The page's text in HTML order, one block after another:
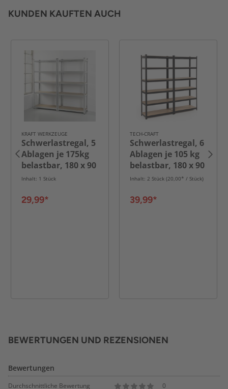
KUNDEN KAUFTEN AUCH
KRAFT WERKZEUGE
Schwerlastregal, 5
Ablagen je 175kg
belastbar, 180 x 90
x 40 cm, 2-er Set
Inhalt: 1 Stück
29,99*
TECH-CRAFT
Schwerlastregal, 6
Ablagen je 105 kg
belastbar, 180 x 90
x 40 cm, 2-er Set
Inhalt: 2 Stück (20,00* / Stück)
39,99*
BEWERTUNGEN UND REZENSIONEN
Bewertungen
Durchschnittliche Bewertung 0